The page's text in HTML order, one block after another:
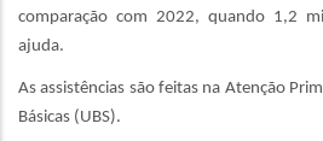
comparação com 2022, quando 1,2
ajuda.
As assistências são feitas na Atenção
Básicas (UBS).